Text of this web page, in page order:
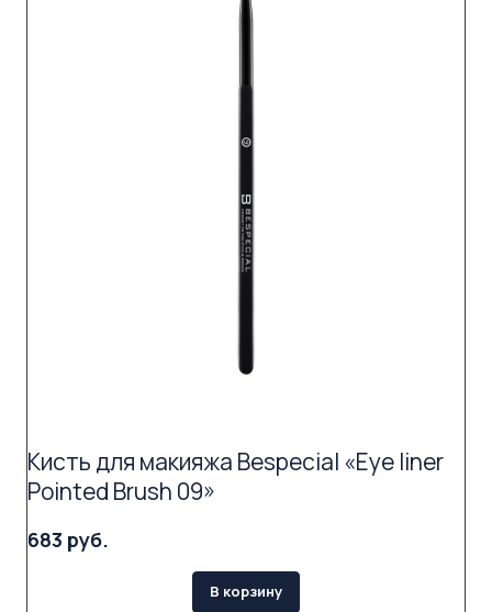
Кисть для макияжа Bespecial «Eye liner
Pointed Brush 09»
683 руб.
В корзину